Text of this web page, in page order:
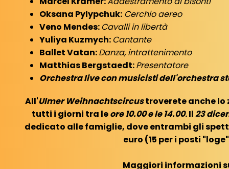
Oksana Pylypchuk: Cerchio aereo
Veno Mendes: Cavalli in libertà
Yuliya Kuzmych: Cantante
Ballet Vatan:Danza, intrattenimento
Matthias Bergstaedt:Presentatore
Orchestra live con musicisti dell'orchestra
All'Ulmer Weihnachtscircustroverete anche lo
tutti i giorni tra leore 10.00 e le 14.00. Il23
dedicato alle famiglie, dove entrambi gli
euro (15 per i posti
Maggiori informazioni